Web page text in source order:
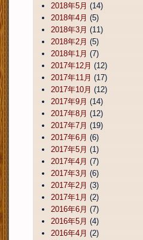
2018年5月 (14)
2018年4月 (5)
2018年3月 (11)
2018年2月 (5)
2018年1月 (7)
2017年12月 (12)
2017年11月 (17)
2017年10月 (12)
2017年9月 (14)
2017年8月 (12)
2017年7月 (19)
2017年6月 (6)
2017年5月 (1)
2017年4月 (7)
2017年3月 (6)
2017年2月 (3)
2017年1月 (2)
2016年6月 (7)
2016年5月 (4)
2016年4月 (2)